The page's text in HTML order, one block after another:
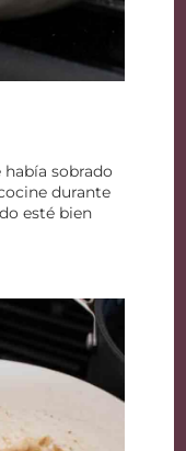
sobrado
durante
esté bien